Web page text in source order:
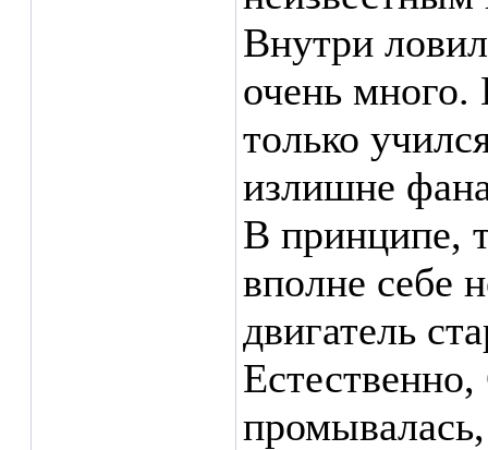
Внутри
очень много.
только
излишне
В принципе,
вполне себе
двигатель